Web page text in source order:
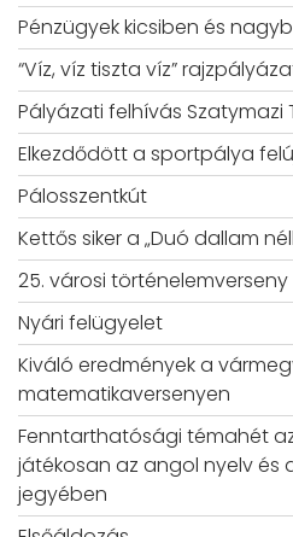
Pénzügyek kicsiben és
“Víz, víz tiszta víz”
Pályázati felhívás
Elkezdődött a sportpálya
Pálosszentkút
Kettős siker a „Duó dallam
25. városi történelemverseny
Nyári felügyelet
Kiváló eredmények a
matematikaversenyen
Fenntarthatósági témahét
játékosan az angol nyelv és
jegyében